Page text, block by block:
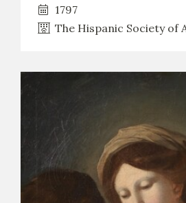
1797
The Hispanic Society of